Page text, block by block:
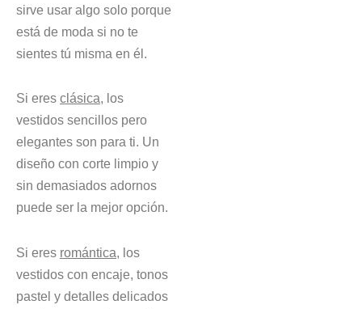
sirve usar algo solo porque
está de moda si no te
sientes tú misma en él.
Si eres clásica, los
vestidos sencillos pero
elegantes son para ti. Un
diseño con corte limpio y
sin demasiados adornos
puede ser la mejor opción.
Si eres romántica, los
vestidos con encaje, tonos
pastel y detalles delicados